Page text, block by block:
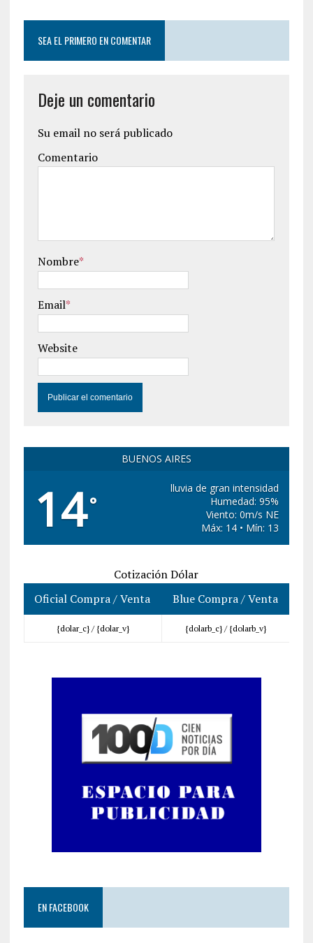
SEA EL PRIMERO EN COMENTAR
Deje un comentario
Su email no será publicado
Comentario
Nombre*
Email*
Website
BUENOS AIRES
14°
lluvia de gran intensidad
Humedad: 95%
Viento: 0m/s NE
Máx: 14 • Mín: 13
Cotización Dólar
Oficial Compra / Venta
Blue Compra / Venta
{dolar_c} / {dolar_v} {dolarb_c} / {dolarb_v}
EN FACEBOOK